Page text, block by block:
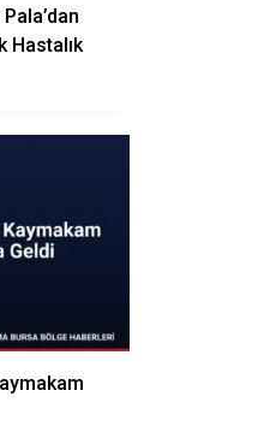
Hastalık